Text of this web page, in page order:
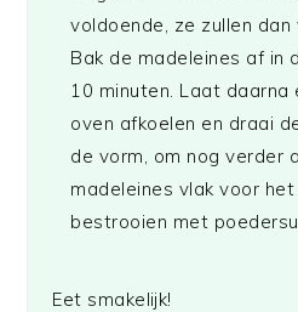
voldoende, ze zullen dan
Bak de madeleines af in
10 minuten. Laat daarna
oven afkoelen en draai
de vorm, om nog verder
madeleines vlak voor
bestrooien met
Eet smakelijk!